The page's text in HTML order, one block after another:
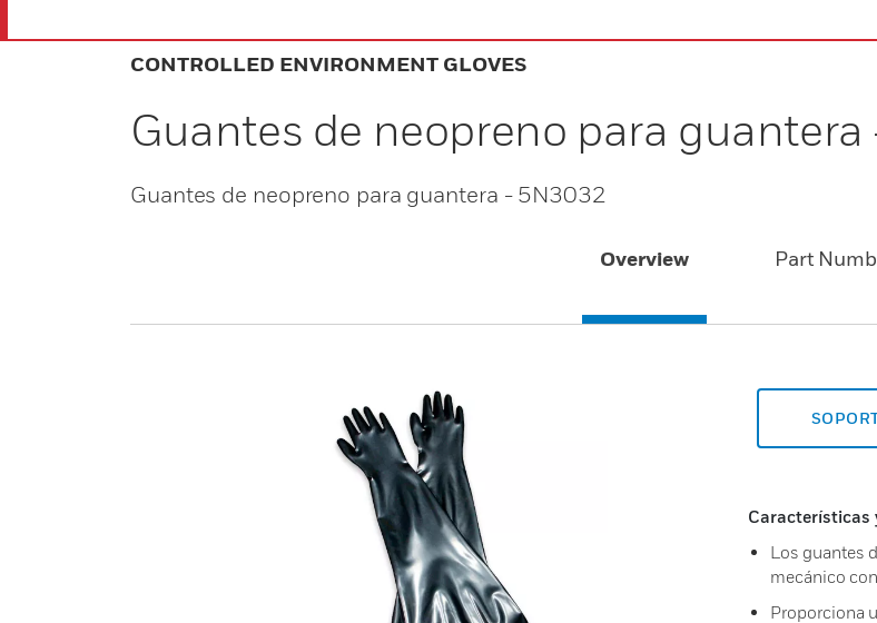
CONTROLLED ENVIRONMENT GLOVES
Guantes de neopreno para
Guantes de neopreno para guantera - 5N3032
Overview Part
Características
Los guantes
mecánico
Proporciona